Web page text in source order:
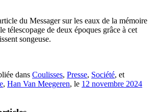
du Messager sur les eaux de la mémoire
télescopage de deux époques grâce à cet
songeuse.
dans Coulisses, Presse, Société, et
, Han Van Meegeren, le 12 novembre 2024